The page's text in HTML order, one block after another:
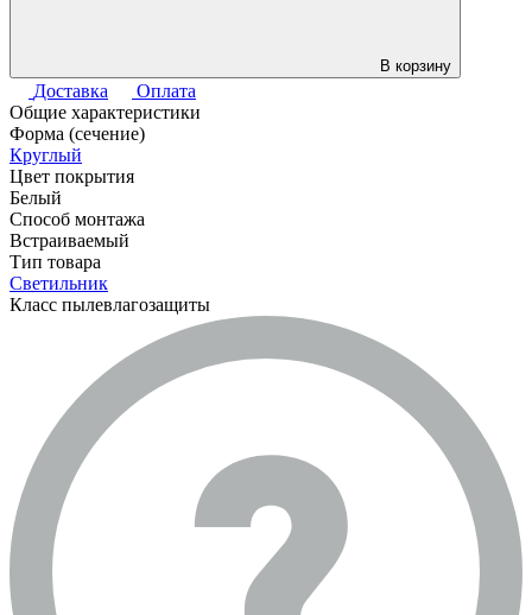
В корзину
Доставка
Оплата
Общие характеристики
Форма (сечение)
Круглый
Цвет покрытия
Белый
Способ монтажа
Встраиваемый
Тип товара
Светильник
Класс пылевлагозащиты